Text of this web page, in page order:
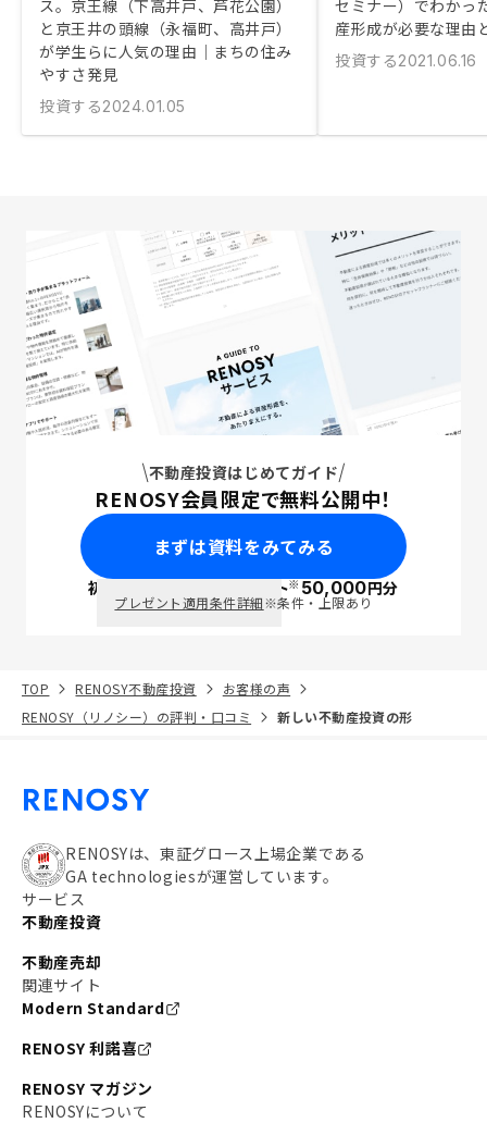
ス。京王線（下高井戸、芦花公園）
と京王井の頭線（永福町、高井戸）
が学生らに人気の理由｜まちの住み
やすさ発見
投資する2024.01.05
セミナー）でわかっ
産形成が必要な理由
投資する2021.06.16
不動産投資はじめてガイド
RENOSY会員限定で無料公開中！
まずは資料をみてみる
初回面談で ポイント※50,000円分
プレゼント適用条件詳細※条件・上限あり
TOP RENOSY不動産投資
お客様の声
RENOSY（リノシー）の評判・口コミ
新しい不動産投資の形
RENOSYは、東証グロース上場企業である
GA technologiesが運営しています。
サービス
不動産投資
不動産売却
関連サイト
Modern Standard
RENOSY 利諾喜
RENOSY マガジン
RENOSYについて